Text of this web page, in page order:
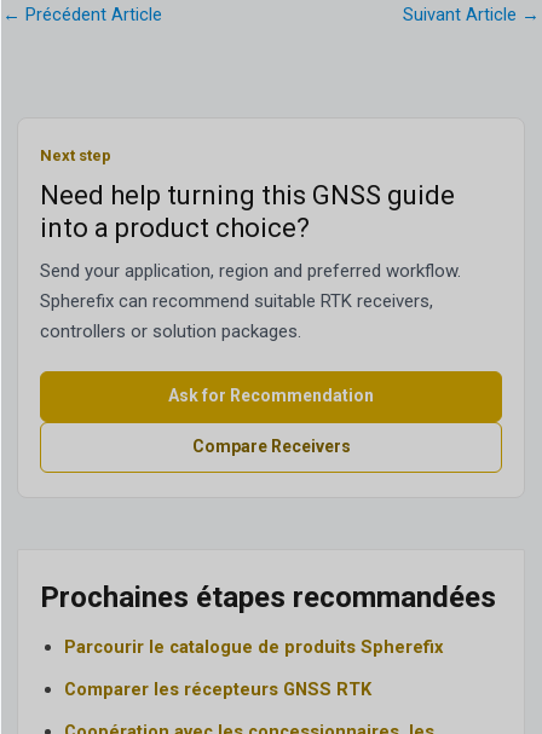
← Précédent Article Suivant Article →
Next step
Need help turning this GNSS guide
into a product choice?
Send your application, region and preferred workflow.
Spherefix can recommend suitable RTK receivers,
controllers or solution packages.
Ask for Recommendation
Compare Receivers
Prochaines étapes recommandées
Parcourir le catalogue de produits Spherefix
Comparer les récepteurs GNSS RTK